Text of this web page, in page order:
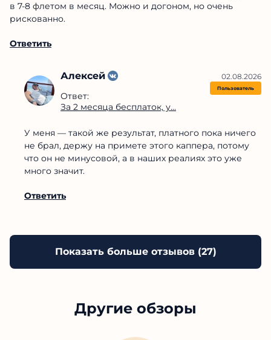
в 7-8 флетом в месяц. Можно и догоном, но очень
рискованно.
Ответить
Алексей
Пользователь
Ответ:
За 2 месяца бесплаток, у...
02.08.2026
У меня — такой же результат, платного пока ничего
не брал, держу на примете этого каппера, потому
что он не минусовой, а в наших реалиях это уже
много значит.
Ответить
Показать больше отзывов (27)
Другие обзоры